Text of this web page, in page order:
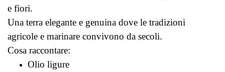
e fiori.
Una terra elegante e genuina dove le tradizioni
agricole e marinare convivono da secoli.
Cosa raccontare:
Olio ligure